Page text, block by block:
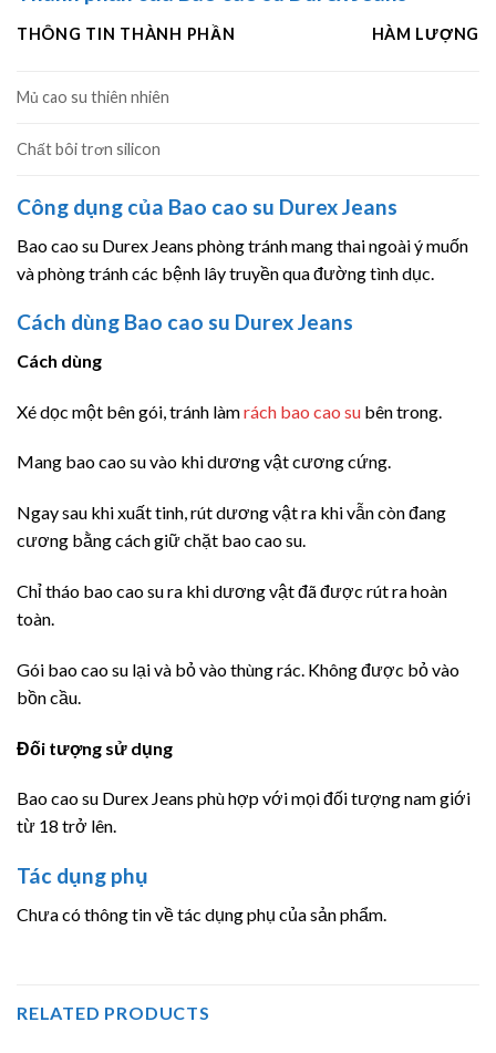
THÔNG TIN THÀNH PHẦN HÀM LƯỢNG
Mủ cao su thiên nhiên
Chất bôi trơn silicon
Công dụng của Bao cao su Durex Jeans
Bao cao su Durex Jeans phòng tránh mang thai ngoài ý muốn
và phòng tránh các bệnh lây truyền qua đường tình dục.
Cách dùng Bao cao su Durex Jeans
Cách dùng
Xé dọc một bên gói, tránh làmrách bao cao su bên trong.
Mang bao cao su vào khi dương vật cương cứng.
Ngay sau khi xuất tinh, rút dương vật ra khi vẫn còn đang
cương bằng cách giữ chặt bao cao su.
Chỉ tháo bao cao su ra khi dương vật đã được rút ra hoàn
toàn.
Gói bao cao su lại và bỏ vào thùng rác. Không được bỏ vào
bồn cầu.
Đối tượng sử dụng
Bao cao su Durex Jeans phù hợp với mọi đối tượng nam giới
từ 18 trở lên.
Tác dụng phụ
Chưa có thông tin về tác dụng phụ của sản phẩm.
RELATED PRODUCTS